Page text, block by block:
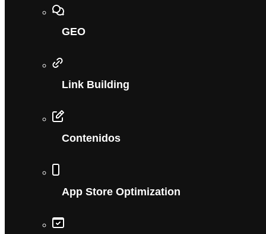
GEO
Link Building
Contenidos
App Store Optimization